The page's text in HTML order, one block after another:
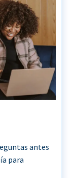
antes
para